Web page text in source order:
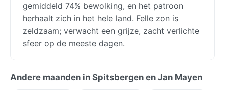
gemiddeld 74% bewolking, en het patroon
herhaalt zich in het hele land. Felle zon is
zeldzaam; verwacht een grijze, zacht verlichte
sfeer op de meeste dagen.
Andere maanden in Spitsbergen en Jan Mayen